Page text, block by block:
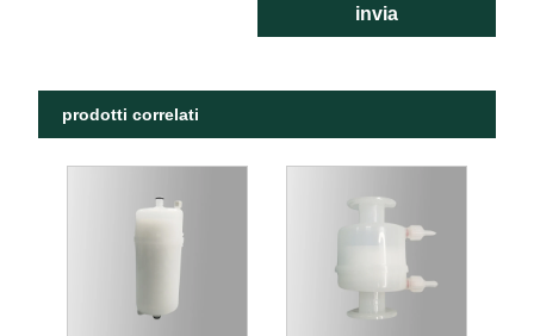
invia
prodotti correlati